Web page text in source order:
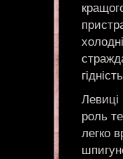
Левиці
роль
легко